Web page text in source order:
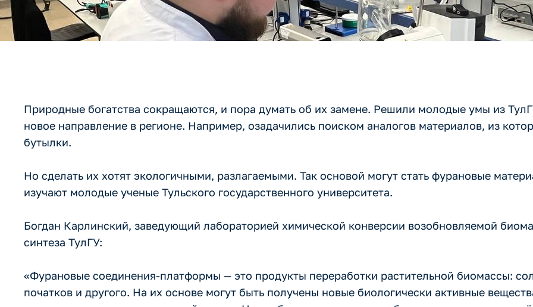
Природные богатства сокращаются, и пора думать об их замене. Решили молодые умы из
новое направление в регионе. Например, озадачились поиском аналогов материалов, из
бутылки.
Но сделать их хотят экологичными, разлагаемыми. Так основой могут стать фурановые
изучают молодые ученые Тульского государственного университета.
Богдан Карлинский, заведующий лабораторией химической конверсии возобновляемой
синтеза ТулГУ:
«Фурановые соединения-платформы — это продукты переработки растительной биомассы:
початков и другого. На их основе могут быть получены новые биологически активные